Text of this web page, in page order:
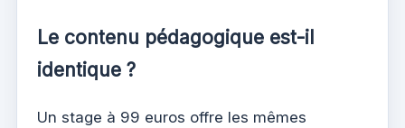
Le contenu pédagogique est-il
identique ?
Un stage à 99 euros offre les mêmes